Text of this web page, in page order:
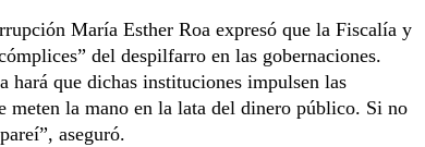
María Esther Roa expresó que la Fiscalía y
del despilfarro en las gobernaciones.
hará que dichas instituciones impulsen las
meten la mano en la lata del dinero público. Si no
aseguró.